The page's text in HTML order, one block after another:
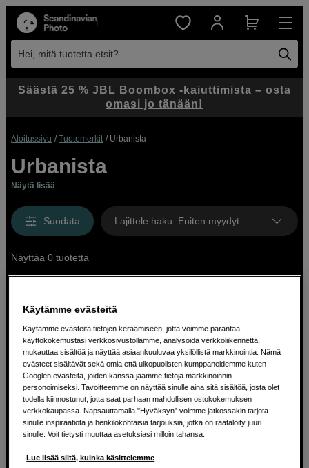
Hei, mitä tuotetta etsit?
Aloitussivu Tuotemerkit Urbanista
Urbanista
Näytä lisää
Suodata Lajittele haku: Eniten myydyt
Näyttää 0 tuotetta
Ratkaisuja luoville ihmisille jo vuodesta
1982
Olemme Scandinavian Photolla jo yli 40 vuoden ajan
auttaneet luovia ihmisiä toteuttamaan visioitaan.
Tarjoamme inspiraatiota, asiantuntemusta ja tuotteita
muun muassa valokuvauksen, äänen, videokuvauksen ja
Säästä 25 % JBL Boombox -kaiuttimista – osta
omasi jo tänään!
Käytämme evästeitä
Käytämme evästeitä tietojen keräämiseen, jotta voimme parantaa
käyttökokemustasi verkkosivustollamme, analysoida verkkoliikennettä,
mukauttaa sisältöä ja näyttää asiaankuuluvaa yksilöllistä markkinointia. Nämä
evästeet sisältävät sekä omia että ulkopuolisten kumppaneidemme kuten
Googlen evästeitä, joiden kanssa jaamme tietoja markkinoinnin
personoimiseksi. Tavoitteemme on näyttää sinulle aina sitä sisältöä, josta olet
todella kiinnostunut, jotta saat parhaan mahdollisen ostokokemuksen
verkkokaupassa. Napsauttamalla "Hyväksyn" voimme jatkossakin tarjota
sinulle inspiraatiota ja henkilökohtaisia tarjouksia, jotka on räätälöity juuri
sinulle. Voit tietysti muuttaa asetuksiasi milloin tahansa.
Lue lisää siitä, kuinka käsittelemme